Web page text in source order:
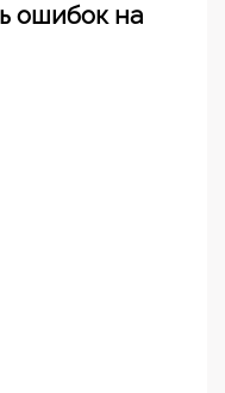
ошибок на